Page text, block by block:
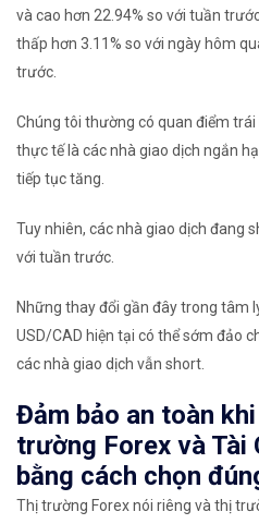
và cao hơn 22.94% so với tuần
thấp hơn 3.11% so với ngày hôm
trước.
Chúng tôi thường có quan điểm
thực tế là các nhà giao dịch ngắn
tiếp tục tăng.
Tuy nhiên, các nhà giao dịch đang
với tuần trước.
N hững thay đổi gần đây trong tâm
USD/CAD hiện tại có thể sớm đảo
các nhà giao dịch vẫn short.
Đảm bảo an toàn
trường Forex và Tài
bằng cách chọn
Thị trường Forex nói riêng và thị